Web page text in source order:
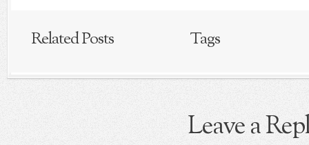
Related Posts Tags
Leave a